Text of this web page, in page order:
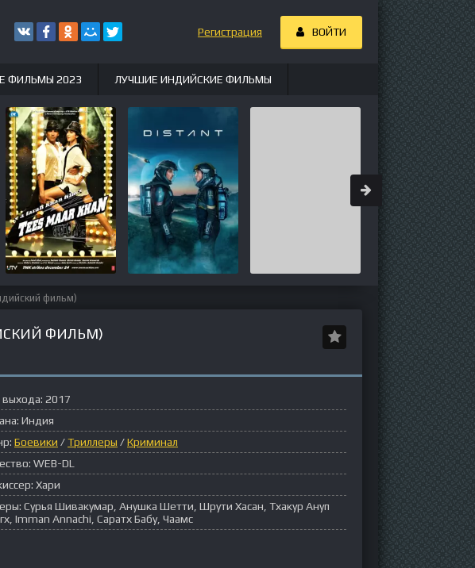
фильм)
ФИЛЬМ)
выхода: 2017
Индия
Боевики /Триллеры /Криминал
WEB-DL
Хари
Сурья Шивакумар, Анушка Шетти, Шрути Хасан, Тхакур Ануп
Imman Annachi, Саратх Бабу, Чаамс
Регистрация ВОЙТИ
ФИЛЬМЫ 2023 ЛУЧШИЕ ИНДИЙСКИЕ ФИЛЬМЫ